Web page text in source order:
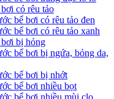
có rêu tảo
bể bơi có rêu tảo đen
bể bơi có rêu tảo xanh
bị hỏng
bể bơi bị ngứa, bỏng da,
bể bơi bị nhớt
bể bơi nhiều bọt
bể bơi nhiều mùi clo